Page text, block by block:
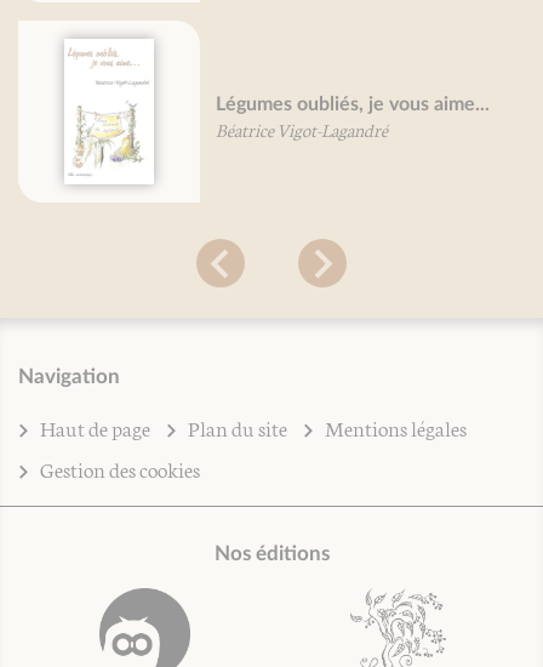
Légumes oubliés, je vous aime...
Béatrice Vigot-Lagandré
Navigation
Haut de page Plan du site
Mentions légales
Gestion des cookies
Nos éditions